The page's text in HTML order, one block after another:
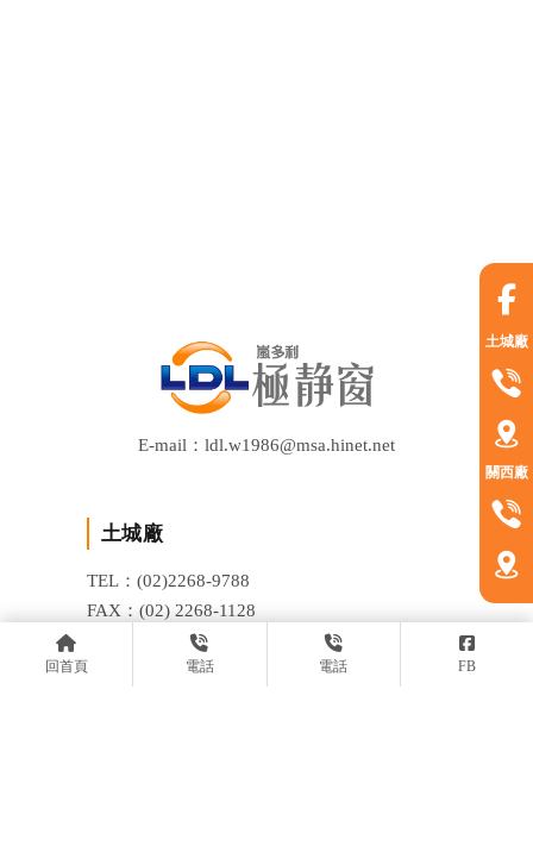
回首頁 電話 電話 FB
E-mail：ldl.w1986@msa.hinet.net
土城廠
TEL：(02)2268-9788
FAX：(02) 2268-1128
ADD：新北市土城區龍泉路13之2號
土城廠
關西廠